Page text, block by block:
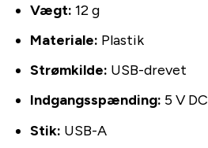
Vægt: 12 g
Materiale: Plastik
Strømkilde: USB-drevet
Indgangsspænding: 5 V DC
Stik: USB-A